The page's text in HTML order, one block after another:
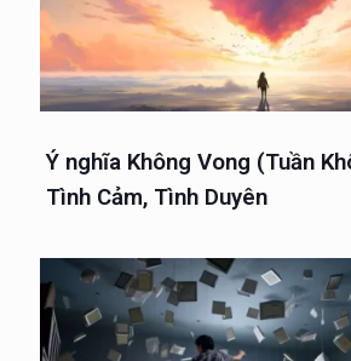
Ý nghĩa Không Vong (Tuần
Tình Cảm, Tình Duyên